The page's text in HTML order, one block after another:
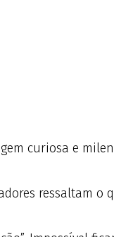
curiosa e
ressaltam o